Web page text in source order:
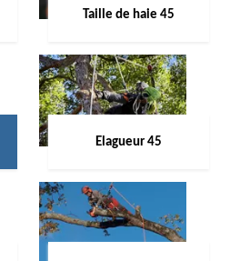
Taille de haie 45
Elagueur 45